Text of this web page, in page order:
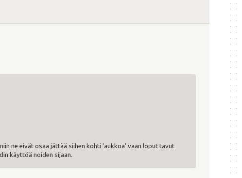
ne eivät osaa jättää siihen kohti 'aukkoa' vaan loput tavut
käyttöä noiden sijaan.